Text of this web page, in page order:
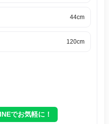
44cm
120cm
でお気軽に！